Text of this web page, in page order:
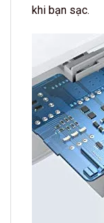
khi bạn sạc.